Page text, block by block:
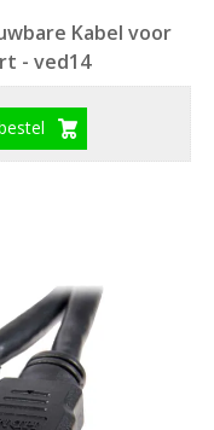
Kabel voor
- ved14